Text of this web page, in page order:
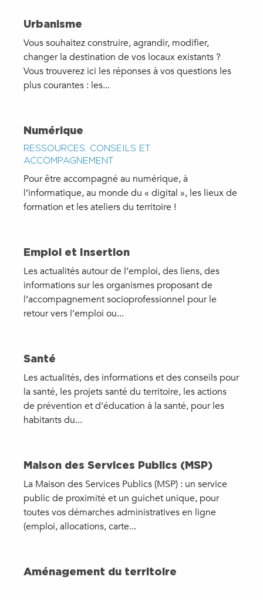
Urbanisme
Vous souhaitez construire, agrandir, modifier,
changer la destination de vos locaux existants ?
Vous trouverez ici les réponses à vos questions les
plus courantes : les...
Numérique
RESSOURCES, CONSEILS ET
ACCOMPAGNEMENT
Pour être accompagné au numérique, à
l’informatique, au monde du « digital », les lieux de
formation et les ateliers du territoire !
Emploi et Insertion
Les actualités autour de l’emploi, des liens, des
informations sur les organismes proposant de
l’accompagnement socioprofessionnel pour le
retour vers l’emploi ou...
Santé
Les actualités, des informations et des conseils pour
la santé, les projets santé du territoire, les actions
de prévention et d’éducation à la santé, pour les
habitants du...
Maison des Services Publics (MSP)
La Maison des Services Publics (MSP) : un service
public de proximité et un guichet unique, pour
toutes vos démarches administratives en ligne
(emploi, allocations, carte...
Aménagement du territoire